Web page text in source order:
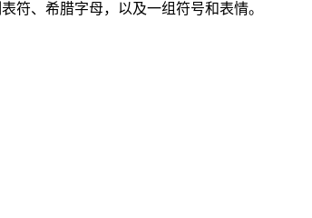
符、希腊字母，以及一组符号和表情。